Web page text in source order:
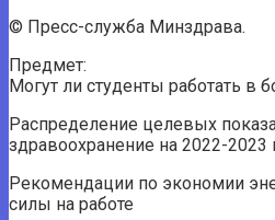
© Пресс-служба Минздрава.
Предмет:
Могут ли студенты работать в
Распределение целевых
здравоохранение на 2022-2023
Рекомендации по экономии
силы на работе